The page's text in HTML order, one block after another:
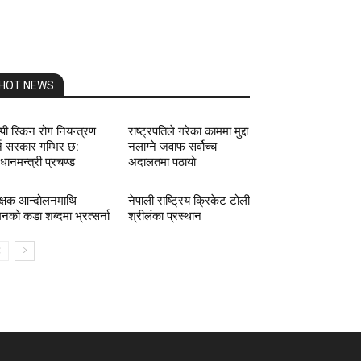
HOT NEWS
स्किन रोग नियन्त्रण
सरकार गम्भिर छ:
प्रचण्ड
राष्ट्रपतिले गरेका काममा मुद्दा
नलाग्ने जवाफ सर्वोच्च
अदालतमा पठायाे
आन्दोलनमाथि
कडा शब्दमा भ्रत्सर्ना
नेपाली राष्ट्रिय क्रिकेट टोली
श्रीलंका प्रस्थान